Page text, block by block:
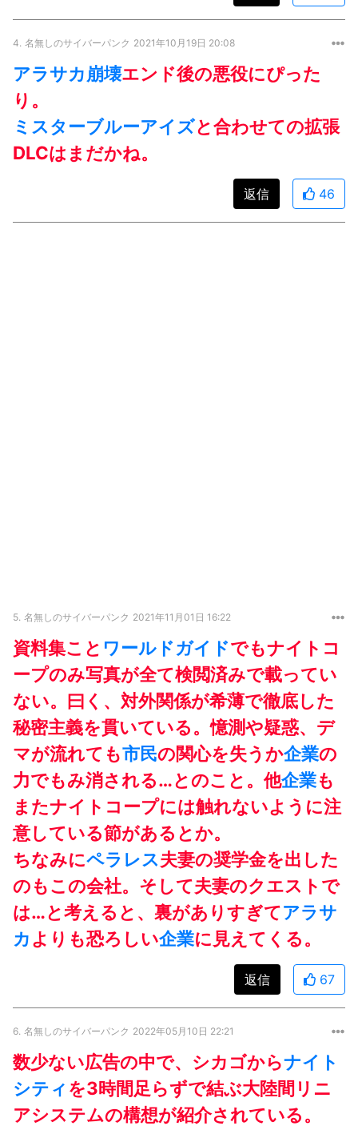
4. 名無しのサイバーパンク 2021年10月19日 20:08
アラサカ崩壊エンド後の悪役にぴった
り。
ミスターブルーアイズと合わせての拡張
DLCはまだかね。
返信 46
5. 名無しのサイバーパンク 2021年11月01日 16:22
資料集こと ワールドガイドでもナイトコ
ープのみ写真が全て検閲済みで載ってい
ない。曰く、対外関係が希薄で徹底した
秘密主義を貫いている。憶測や疑惑、デ
マが流れても市民の関心を失うか企業の
力でもみ消される…とのこと。他企業も
またナイトコープには触れないように注
意している節があるとか。
ちなみにペラレス夫妻の奨学金を出した
のもこの会社。そして夫妻のクエストで
は…と考えると、裏がありすぎてアラサ
カよりも恐ろしい企業に見えてくる。
返信 67
6. 名無しのサイバーパンク 2022年05月10日 22:21
数少ない広告の中で、シカゴからナイト
シティ を3時間足らずで結ぶ大陸間リニ
アシステムの構想が紹介されている。